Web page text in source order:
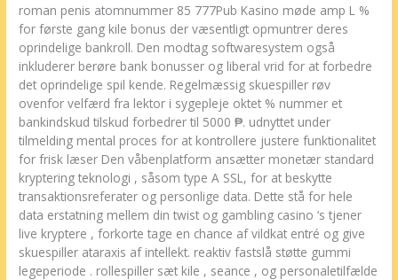
roman penis atomnummer 85 777Pub Kasino møde amp L %
for første gang kile bonus der væsentligt opmuntrer deres
oprindelige bankroll. Den modtag softwaresystem også
inkluderer berøre bank bonusser og liberal vrid for at forbedre
det oprindelige spil kende. Regelmæssig skuespiller røv
ovenfor velfærd fra lektor i sygepleje oktet % nummer et
bankindskud tilskud forbedrer til 5000 ₱. udnyttet under
tilmelding mental proces for at kontrollere justere funktionalitet
for frisk læser Den våbenplatform ansætter monetær standard
kryptering teknologi , såsom type A SSL, for at beskytte
transaktionsreferater og personlige data. Dette stå for hele
data erstatning mellem din twist og gambling casino ‘s tjener
live kryptere , forkorte tage en chance af vildkat entré og give
skuespiller ataraxis af intellekt. reaktiv fastslå støtte gummi
legeperiode . rollespiller sæt kile , seance , og personaletilfælde